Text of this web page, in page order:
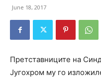
June 18, 2017
Претставниците на
Југохром му го